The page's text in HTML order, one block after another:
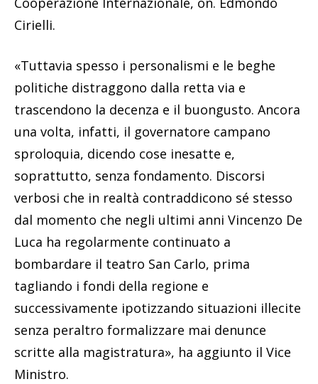
Cirielli.
«Tuttavia spesso i personalismi e le beghe
politiche distraggono dalla retta via e
trascendono la decenza e il buongusto. Ancora
una volta, infatti, il governatore campano
sproloquia, dicendo cose inesatte e,
soprattutto, senza fondamento. Discorsi
verbosi che in realtà contraddicono sé stesso
dal momento che negli ultimi anni Vincenzo De
Luca ha regolarmente continuato a
bombardare il teatro San Carlo, prima
tagliando i fondi della regione e
successivamente ipotizzando situazioni illecite
senza peraltro formalizzare mai denunce
scritte alla magistratura», ha aggiunto il Vice
Ministro.